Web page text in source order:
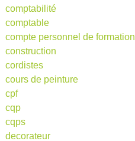
comptabilité
comptable
compte personnel de formation
construction
cordistes
cours de peinture
cpf
cqp
cqps
decorateur